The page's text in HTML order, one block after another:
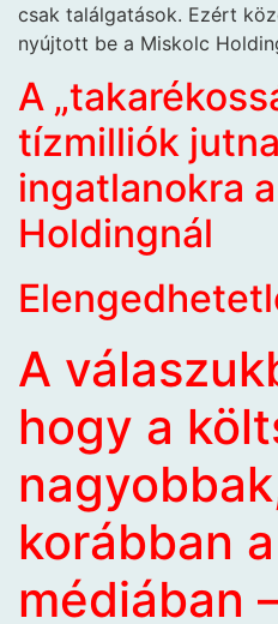
csak találgatások. Ezért
nyújtott be a Miskolc
A
tízmilliók
ingatlanokra
Holdingnál
A
hogy a
korábban
médiában